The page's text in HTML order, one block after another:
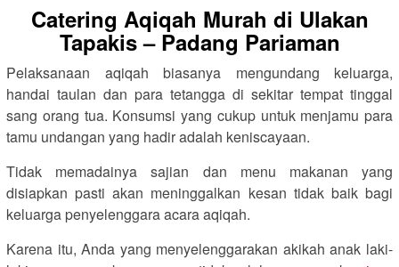
Catering Aqiqah Murah di Ulakan
Tapakis – Padang Pariaman
Pelaksanaan aqiqah biasanya mengundang keluarga,
handai taulan dan para tetangga di sekitar tempat tinggal
sang orang tua. Konsumsi yang cukup untuk menjamu para
tamu undangan yang hadir adalah keniscayaan.
Tidak memadainya sajian dan menu makanan yang
disiapkan pasti akan meninggalkan kesan tidak baik bagi
keluarga penyelenggara acara aqiqah.
Karena itu, Anda yang menyelenggarakan akikah anak laki-